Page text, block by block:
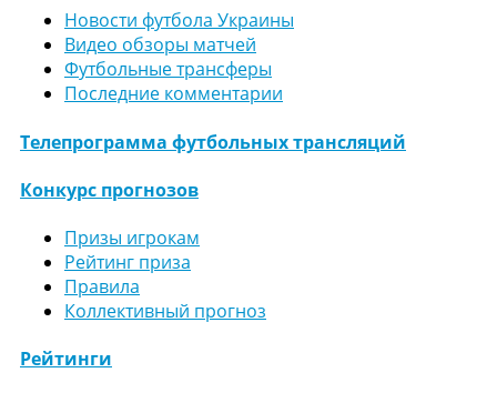
Новости футбола Украины
Видео обзоры матчей
Футбольные трансферы
Последние комментарии
Телепрограмма футбольных трансляций
Конкурс прогнозов
Призы игрокам
Рейтинг приза
Правила
Коллективный прогноз
Рейтинги